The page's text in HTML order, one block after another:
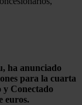
ha anunciado
para la cuarta
y Conectado
euros.